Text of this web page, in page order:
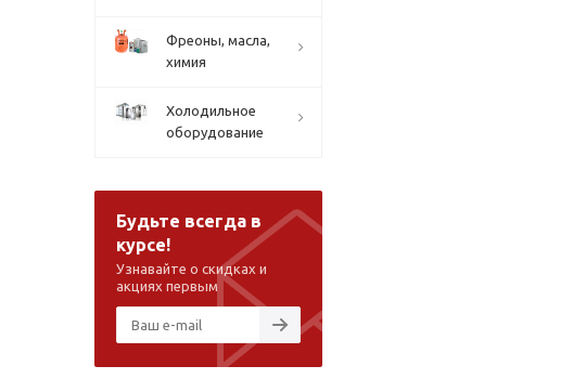
Фреоны, масла,
химия
Холодильное
оборудование
Будьте всегда в
курсе!
Узнавайте о скидках и
акциях первым